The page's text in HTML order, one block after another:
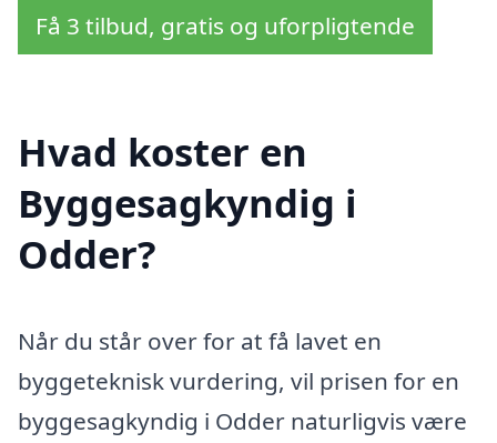
Få 3 tilbud, gratis og uforpligtende
Hvad koster en
Byggesagkyndig i
Odder?
Når du står over for at få lavet en
byggeteknisk vurdering, vil prisen for en
byggesagkyndig i Odder naturligvis være